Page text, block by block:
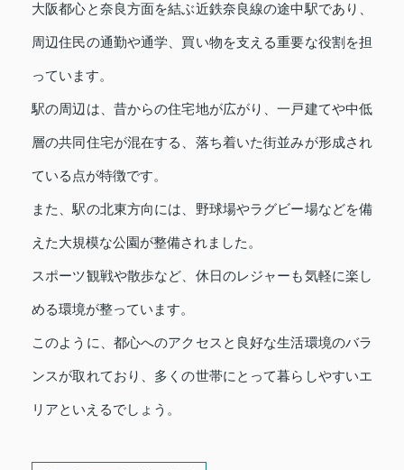
大阪都心と奈良方面を結ぶ近鉄奈良線の途中駅であり、
周辺住民の通勤や通学、買い物を支える重要な役割を担
っています。
駅の周辺は、昔からの住宅地が広がり、一戸建てや中低
層の共同住宅が混在する、落ち着いた街並みが形成され
ている点が特徴です。
また、駅の北東方向には、野球場やラグビー場などを備
えた大規模な公園が整備されました。
スポーツ観戦や散歩など、休日のレジャーも気軽に楽し
める環境が整っています。
このように、都心へのアクセスと良好な生活環境のバラ
ンスが取れており、多くの世帯にとって暮らしやすいエ
リアといえるでしょう。